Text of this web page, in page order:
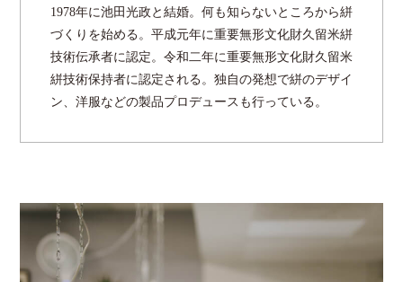
1978年に池田光政と結婚。何も知らないところから絣
づくりを始める。平成元年に重要無形文化財久留米絣
技術伝承者に認定。令和二年に重要無形文化財久留米
絣技術保持者に認定される。独自の発想で絣のデザイ
ン、洋服などの製品プロデュースも行っている。